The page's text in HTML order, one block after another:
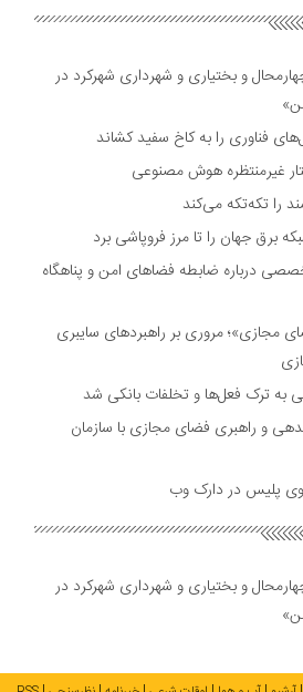
و بختیاری و شهرداری شهرکرد در
فناوری را به کاخ سفید کشاند
غیرمنتظره هوش مصنوعی
را تکه‌تکه می‌کند
جهان را تا مرز فروپاشی برد
درباره ضابطه فضا‌های امن و پناهگاه
مجازی»؛ مروری بر راهبرد‌های سایبری
به ترک فعل‌ها و تخلفات بانکی شد
و راهبری فضای مجازی با سازمان
و بختیاری و شهرداری شهرکرد در